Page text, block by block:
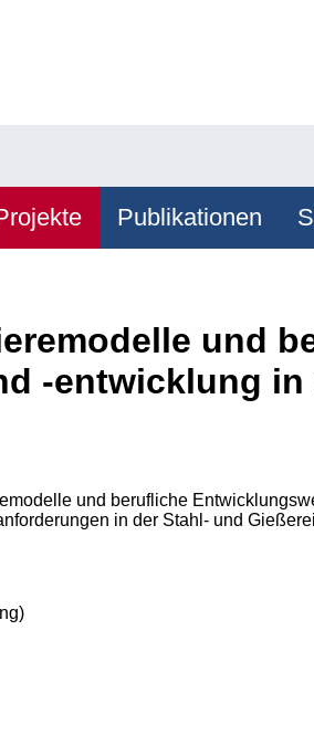
Publikationen
und
-entwicklung
und berufliche
in der Stahl- und